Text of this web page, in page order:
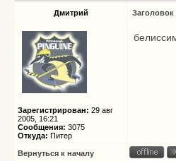
Дмитрий
Зарегистрирован: 29 авг
2005, 16:21
Сообщения: 3075
Откуда: Питер
Вернуться к началу